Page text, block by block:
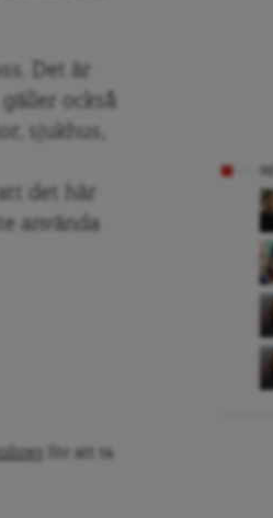
Det är
också
sjukhus,
det här
använda
för att ta